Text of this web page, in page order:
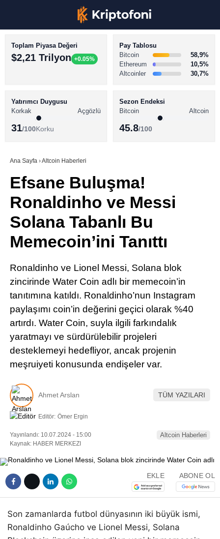
TikTok
BİTCOİN HABERLERİ
ALTCOİN HABERLERİ
SÖZLÜK
Toplam Piyasa Değeri
$2,21 Trilyon +0.05%
Pay Tablosu
Bitcoin
58,9%
Ethereum
10,5%
Altcoinler
30,7%
Yatırımcı Duygusu
Korkak
Açgözlü
31/100Korku
Sezon Endeksi
Bitcoin
Altcoin
45.8/100
Ana Sayfa ›Altcoin Haberleri
Efsane Buluşma!
Ronaldinho ve Messi
Solana Tabanlı Bu
Memecoin’ini Tanıttı
Ronaldinho ve Lionel Messi, Solana blok
zincirinde Water Coin adlı bir memecoin’in
tanıtımına katıldı. Ronaldinho’nun Instagram
paylaşımı coin’in değerini geçici olarak %40
artırdı. Water Coin, suyla ilgili farkındalık
yaratmayı ve sürdürülebilir projeleri
desteklemeyi hedefliyor, ancak projenin
meşruiyeti konusunda endişeler var.
Ahmet Arslan TÜM YAZILARI
Editör: Ömer Ergin
Yayınlandı: 10.07.2024 - 15:00
Kaynak: HABER MERKEZI
Altcoin Haberleri
EKLE ABONE OL
Son zamanlarda futbol dünyasının iki büyük ismi,
Ronaldinho Gaúcho ve Lionel Messi, Solana